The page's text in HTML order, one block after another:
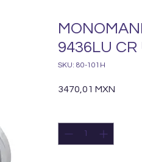
9436LU CR
SKU: 80-101H
3470,01 MXN